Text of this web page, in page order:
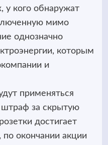
у кого обнаружат
мимо
однозначно
которым
и
применяться
за скрытую
достигает
окончании акции